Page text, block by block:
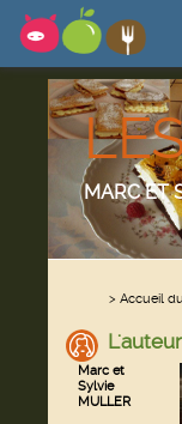
MARC ET
> Accueil
L'auteur
Marc et
Sylvie
MULLER